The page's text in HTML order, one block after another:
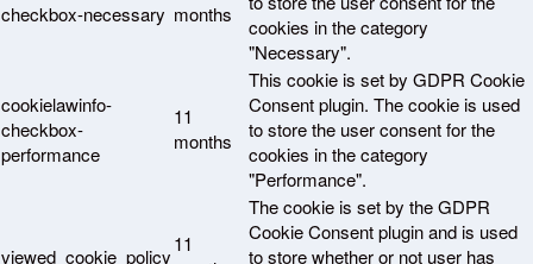
checkbox-necessary months
cookies in the category
"Necessary".
cookielawinfo-
checkbox-
performance
11
months
This cookie is set by GDPR Cookie
Consent plugin. The cookie is used
to store the user consent for the
cookies in the category
"Performance".
viewed_cookie_policy
11
The cookie is set by the GDPR
Cookie Consent plugin and is used
to store whether or not user has